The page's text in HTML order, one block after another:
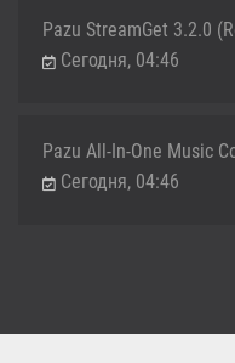
Pazu StreamGet 3.2.0
Сегодня, 04:46
Pazu All-In-One Music
Сегодня, 04:46